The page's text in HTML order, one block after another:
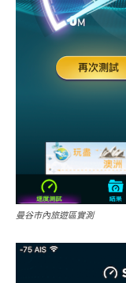
曼谷市內旅遊區實測